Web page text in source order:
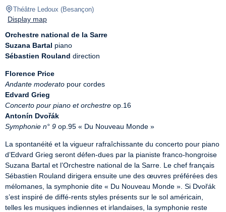
Théâtre Ledoux (Besançon)
Display map
Orchestre national de la Sarre
Suzana Bartal
Sébastien Rouland direction
Florence Price
Andante moderato
Edvard Grieg
Concerto pour piano et orchestre
Antonín Dvořák
Symphonie n° 9 op.95 « Du Nouveau Monde »
La spontanéité et la vigueur rafraîchissante du concerto pour piano
d’Edvard Grieg seront défen-dues par la pianiste franco-hongroise
Suzana Bartal et l’Orchestre national de la Sarre. Le chef français
Sébastien Rouland dirigera ensuite une des œuvres préférées des
mélomanes, la symphonie dite « Du Nouveau Monde ». Si Dvořák
s’est inspiré de diffé-rents styles présents sur le sol américain,
telles les musiques indiennes et irlandaises, la symphonie reste